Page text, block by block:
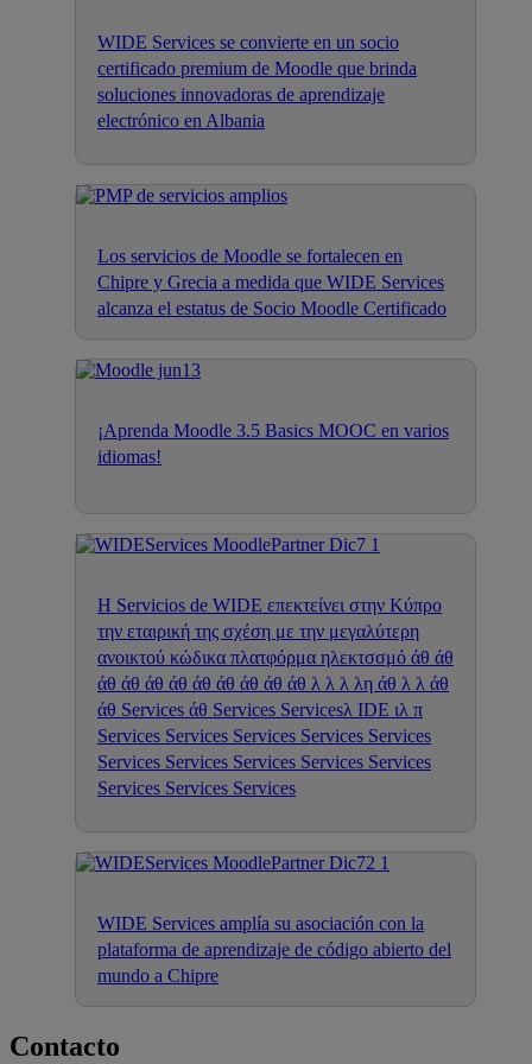
WIDE Services se convierte en un socio
certificado premium de Moodle que brinda
soluciones innovadoras de aprendizaje
electrónico en Albania
Los servicios de Moodle se fortalecen en
Chipre y Grecia a medida que WIDE Services
alcanza el estatus de Socio Moodle Certificado
¡Aprenda Moodle 3.5 Basics MOOC en varios
idiomas!
Η Servicios de WIDE επεκτείνει στην Κύπρο
την εταιρική της σχέση με την μεγαλύτερη
ανοικτού κώδικα πλατφόρμα ηλεκτσσμό άθ άθ
άθ άθ άθ άθ άθ άθ άθ άθ άθ λ λ λ λη άθ λ λ άθ
άθ Services άθ Services Servicesλ IDE ιλ π
Services Services Services Services Services
Services Services Services Services Services
Services Services Services
WIDE Services amplía su asociación con la
plataforma de aprendizaje de código abierto del
mundo a Chipre
Contacto